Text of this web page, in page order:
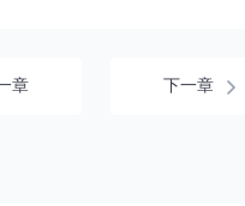
章 下一章